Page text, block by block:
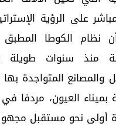
على الرؤية
أن نظام الكوطا
منذ سنوات
والمصانع المتواجدة بها
بميناء العيون، مردفا
أولى نحو مستقبل